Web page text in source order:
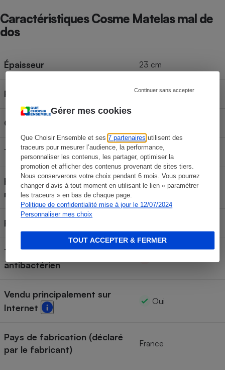
Gérer mes cookies
Que Choisir Ensemble et ses7 partenaires utilisent des
traceurs pour mesurer l’audience, la performance,
personnaliser les contenus, les partager, optimiser la
promotion et afficher des contenus provenant de sites tiers.
Nous conserverons votre choix pendant 6 mois. Vous pourrez
changer d’avis à tout moment en utilisant le lien « paramétrer
les traceurs » en bas de chaque page.
Politique de confidentialité mise à jour le 12/07/2024
Personnaliser mes choix
Continuer sans accepter
TOUT ACCEPTER & FERMER
Caractéristiques Cosme Matelas mal de
dos
Épaisseur 23 cm
Poids 54 kg
Catégorie
Type Latex
Housse retirable et lavable en
machine
Non
Face été/face hiver
Traitement anti-acariens et
antibactérien
Vendu principalement sur
Internet
Oui
Pays de fabrication (déclaré
par le fabricant)
France